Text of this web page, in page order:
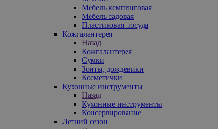
Мебель кемпинговая
Мебель садовая
Пластиковая посуда
Кожгалантерея
Назад
Кожгалантерея
Сумки
Зонты, дождевики
Косметички
Кухонные инструменты
Назад
Кухонные инструменты
Консервирование
Летний сезон